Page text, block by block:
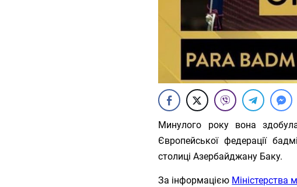
Минулого року вона
Європейської федерації
столиці Азербайджану Баку.
За інформацією Міністерства